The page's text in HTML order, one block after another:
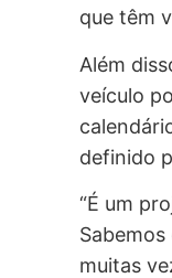
que têm
Além
veículo
definido
“É um
muitas